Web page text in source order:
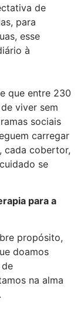
de
para
esse
à
que entre 230
viver sem
sociais
carregar
cada cobertor,
se
para a
propósito,
doamos
na alma